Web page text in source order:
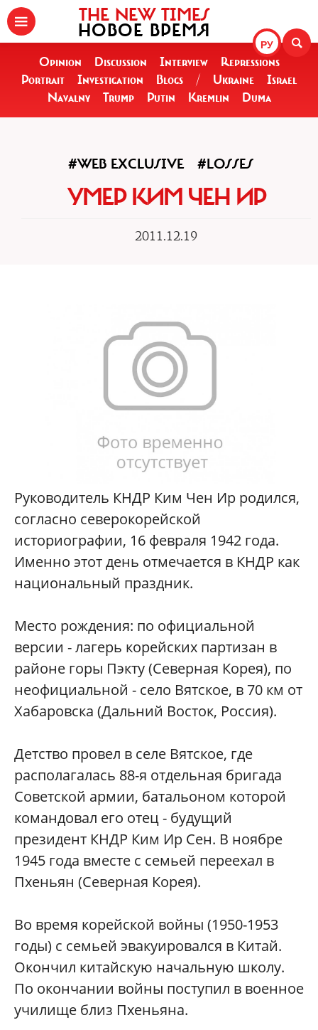
РУ
THE NEW TIMES
НОВОЕ ВРЕМЯ
Opinion Discussion Interview
Repressions
Portrait
Investigation Blogs / Ukraine
Israel
Navalny
Trump Putin Kremlin Duma
#WEB EXCLUSIVE #LOSSES
УМЕР КИМ ЧЕН ИР
2011.12.19
Руководитель КНДР Ким Чен Ир родился,
согласно северокорейской
историографии, 16 февраля 1942 года.
Именно этот день отмечается в КНДР как
национальный праздник.
Место рождения: по официальной
версии - лагерь корейских партизан в
районе горы Пэкту (Северная Корея), по
неофициальной - село Вятское, в 70 км от
Хабаровска (Дальний Восток, Россия).
Детство провел в селе Вятское, где
располагалась 88-я отдельная бригада
Советской армии, батальоном которой
командовал его отец - будущий
президент КНДР Ким Ир Сен. В ноябре
1945 года вместе с семьей переехал в
Пхеньян (Северная Корея).
Во время корейской войны (1950-1953
годы) с семьей эвакуировался в Китай.
Окончил китайскую начальную школу.
По окончании войны поступил в военное
училище близ Пхеньяна.